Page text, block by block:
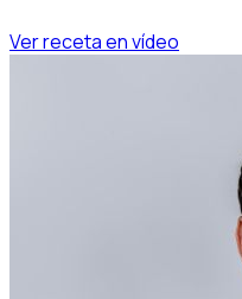
Ver receta en vídeo